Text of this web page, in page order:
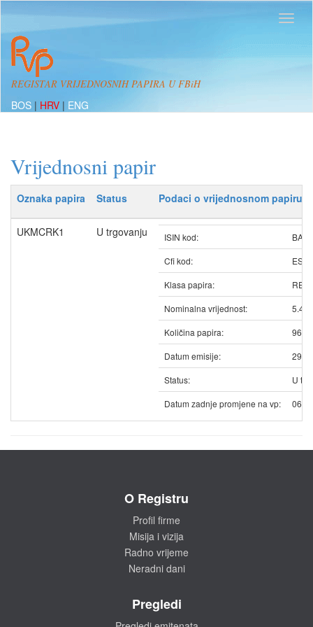
REGISTAR VRIJEDNOSNIH PAPIRA U FBiH
BOS | HRV | ENG
Vrijednosni papir
Oznaka papira Status Podaci o vrijednosnom papiru
UKMCRK1 U trgovanju ISIN kod:
Cfi kod:
Klasa papira:
Nominalna vrijednost:
5.40
Količina papira:
Datum emisije:
Status:
U
Datum zadnje promjene na vp:
O Registru
Profil firme
Misija i vizija
Radno vrijeme
Neradni dani
Pregledi